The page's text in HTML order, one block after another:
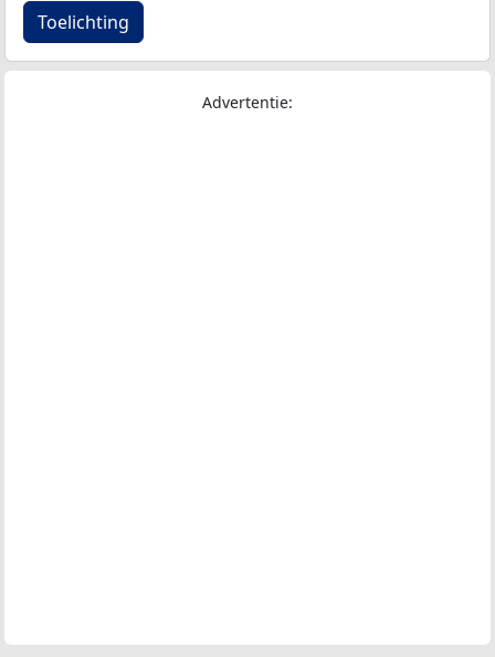
Toelichting
Advertentie: